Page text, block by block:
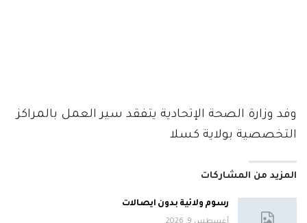
وفد وزارة الصحة الإتحادية يتفقد سير العمل بالمراكز
التخصصية بولاية كسلا
المزيد من المشاركات
رسوم ولائية بدون ايصالات